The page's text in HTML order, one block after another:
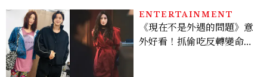
ENTERTAINMENT
《現在不是外遇的問題》意
外好看！抓偷吃反轉變命